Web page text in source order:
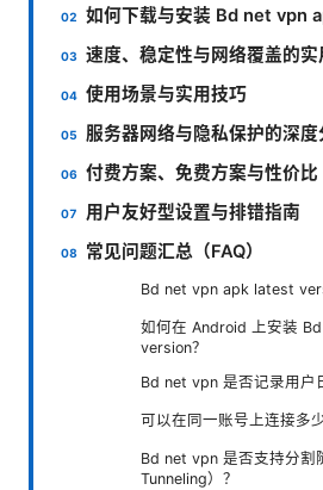
如何下载与安装 Bd net vpn
速度、稳定性与网络覆盖的实
使用场景与实用技巧
服务器网络与隐私保护的深度
付费方案、免费方案与性价比
用户友好型设置与排错指南
常见问题汇总（FAQ）
Bd net vpn apk latest
如何在 Android 上安装
version？
Bd net vpn 是否记录用户
可以在同一账号上连接多
Bd net vpn 是否支持分割
Tunneling）？